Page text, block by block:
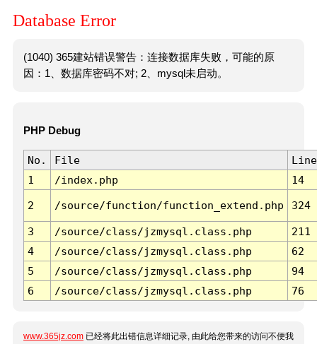
Database Error
(1040) 365建站错误警告：连接数据库失败，可能的原
因：1、数据库密码不对; 2、mysql未启动。
PHP Debug
No. File
Line
1
/index.php 14
2 /source/function/function_extend.php 324
3 /source/class/jzmysql.class.php
211
4
/source/class/jzmysql.class.php
62
5
/source/class/jzmysql.class.php
94
6
/source/class/jzmysql.class.php 76
www.365jz.com 已经将此出错信息详细记录, 由此给您带来的访问不便我